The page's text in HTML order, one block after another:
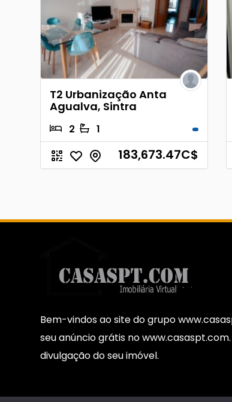
T2 Urbanização Anta
Agualva, Sintra
2 1
183,673.47C$
Bem-vindos ao site do grupo
seu anúncio grátis no
divulgação do seu imóvel.